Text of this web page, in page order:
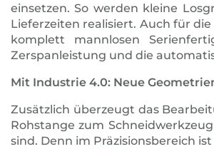
ein­setzen. So werden kleine
Lieferzeiten realisiert. Auch für
komplett mannlosen
Zerspanleistung und die
Mit Industrie 4.0: Neue
Zusätzlich überzeugt das
Rohstange zum
sind. Denn im Präzisionsbereich